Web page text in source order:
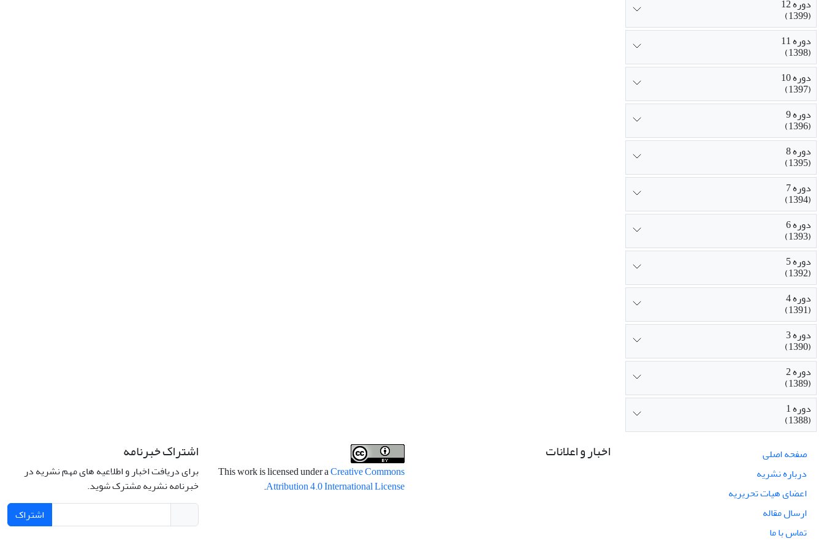
دوره 12
(1399)
دوره 11
(1398)
دوره 10
(1397)
دوره 9
(1396)
دوره 8
(1395)
دوره 7
(1394)
دوره 6
(1393)
دوره 5
(1392)
دوره 4
(1391)
دوره 3
(1390)
دوره 2
(1389)
دوره 1
(1388)
صفحه اصلی
درباره نشریه
اعضای هیات تحریریه
ارسال مقاله
تماس با ما
اخبار و اعلانات
This work is licensed under aCreative Commons
Attribution 4.0 International License
.
اشتراک خبرنامه
برای دریافت اخبار و اطلاعیه های مهم نشریه در
خبرنامه نشریه مشترک شوید.
اشتراک